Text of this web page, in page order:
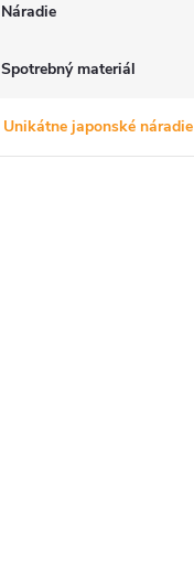
Náradie
Spotrebný materiál
Unikátne japonské náradie